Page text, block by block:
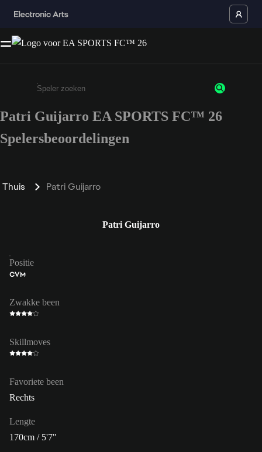
Enter a minimum of 3 characters or numbers
Patri Guijarro EA SPORTS FC™ 26
Spelersbeoordelingen
Thuis Patri Guijarro
Patri Guijarro
Positie
CVM
Zwakke been
Skillmoves
Favoriete been
Rechts
Lengte
170cm / 5'7"